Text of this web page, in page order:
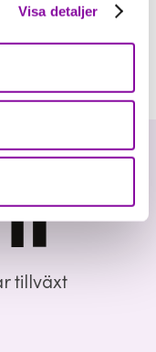
Visa detaljer
tillväxt